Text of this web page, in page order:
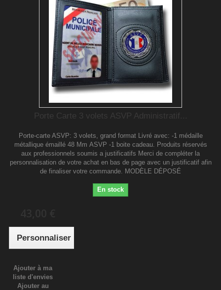
Porte Carte 3 volets ASVP Administratif...
Porte-carte ASVP: 3 volets, grand format Livré avec: -1 médaille
métallique émaillé 48 Mm ASVP -1 boite cadeau. Produits réservés
aux professionnels soumis a justificatifs Merci de compléter la
personnalisation de votre achat en bas de page avec un justificatif afin
de finaliser votre commande. MODÈLE DÉPOSÉ
En stock
Personnaliser
Ajouter à ma
liste d'envies
Ajouter au